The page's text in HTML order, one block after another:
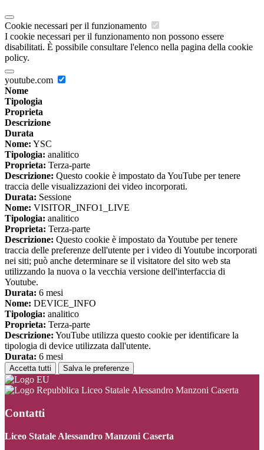
Cookie necessari per il funzionamento
I cookie necessari per il funzionamento non possono essere
disabilitati. È possibile consultare l'elenco nella pagina della cookie
policy.
youtube.com
Nome
Tipologia
Proprieta
Descrizione
Durata
Nome: YSC
Tipologia: analitico
Proprieta: Terza-parte
Descrizione: Questo cookie è impostato da YouTube per tenere
traccia delle visualizzazioni dei video incorporati.
Durata: Sessione
Nome: VISITOR_INFO1_LIVE
Tipologia: analitico
Proprieta: Terza-parte
Descrizione: Questo cookie è impostato da Youtube per tenere
traccia delle preferenze dell'utente per i video di Youtube incorporati
nei siti; può anche determinare se il visitatore del sito web sta
utilizzando la nuova o la vecchia versione dell'interfaccia di
Youtube.
Durata: 6 mesi
Nome: DEVICE_INFO
Tipologia: analitico
Proprieta: Terza-parte
Descrizione: YouTube utilizza questo cookie per identificare la
tipologia di device utilizzata dall'utente.
Durata: 6 mesi
Accetta tutti Salva le preferenze
Liceo Statale Alessandro Manzoni Caserta
Contatti
Liceo Statale Alessandro Manzoni Caserta